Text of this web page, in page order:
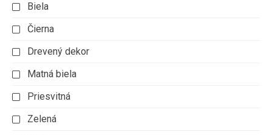
Biela
Čierna
Drevený dekor
Matná biela
Priesvitná
Zelená